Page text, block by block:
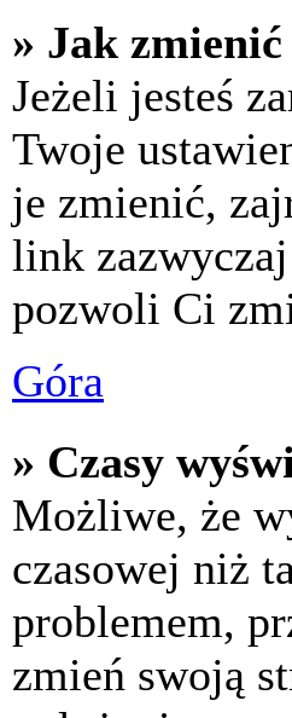
» Jak
Jeżeli jesteś
Twoje
je zmienić,
link
pozwoli Ci
Góra
» Czasy
Możliwe, że
czasowej niż
problemem,
zmień swoją